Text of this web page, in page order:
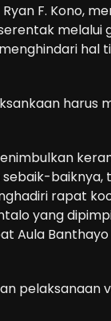
F. Kono,
melalui
hal
harus
rapat
yang
Aula Banthayo
pelaksanaan